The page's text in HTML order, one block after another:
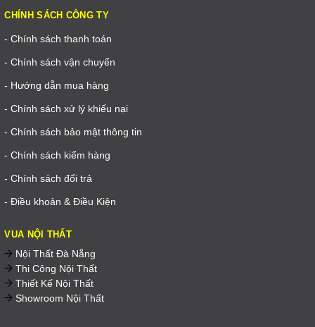
CHÍNH SÁCH CÔNG TY
- Chính sách thanh toán
- Chính sách vận chuyển
- Hướng dẫn mua hàng
- Chính sách xử lý khiếu nại
- Chính sách bảo mật thông tin
- Chính sách kiểm hàng
- Chính sách đổi trả
- Điều khoản & Điều Kiện
VUA NỘI THẤT
Nội Thất Đà Nẵng
Thi Công Nội Thất
Thiết Kế Nội Thất
Showroom Nội Thất